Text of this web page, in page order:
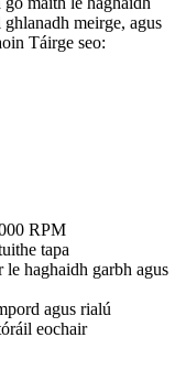
meirge, agus
Táirge seo:
RPM
tapa
haghaidh garbh agus
agus rialú
eochair